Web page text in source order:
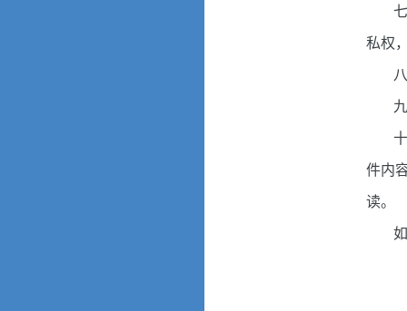
私权
件内
读。